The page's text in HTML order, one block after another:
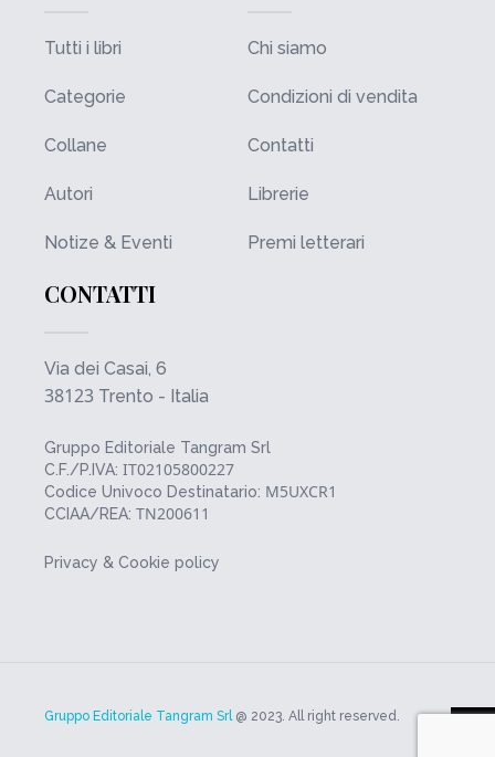
Tutti i libri
Categorie
Collane
Autori
Notize & Eventi
Chi siamo
Condizioni di vendita
Contatti
Librerie
Premi letterari
CONTATTI
Via dei Casai, 6
38123 Trento - Italia
Gruppo Editoriale Tangram Srl
C.F./P.IVA: IT02105800227
Codice Univoco Destinatario: M5UXCR1
CCIAA/REA: TN200611
Privacy & Cookie policy
Gruppo Editoriale Tangram Srl@ 2023. All right reserved.